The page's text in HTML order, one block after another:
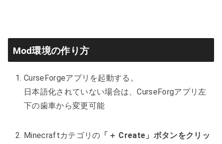
Mod環境の作り方
CurseForgeアプリを起動する。
日本語化されていない場合は、CurseForgアプリ左
下の歯車から変更可能
Minecraftカテゴリの 「＋ Create」ボタンをクリッ